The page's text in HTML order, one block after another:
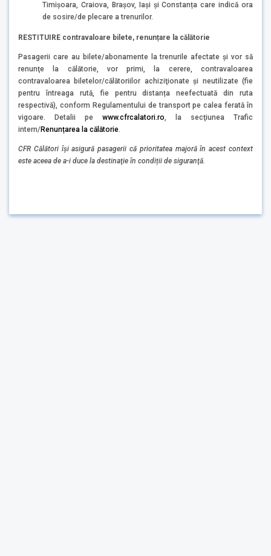
Timișoara, Craiova, Brașov, Iași și Constanța care indică ora
de sosire/de plecare a trenurilor.
RESTITUIRE contravaloare bilete, renunțare la călătorie
Pasagerii care au bilete/abonamente la trenurile afectate şi vor să
renunţe la călătorie, vor primi, la cerere, contravaloarea
contravaloarea biletelor/călătoriilor achiziţionate şi neutilizate (fie
pentru întreaga rută, fie pentru distanța neefectuată din ruta
respectivă), conform Regulamentului de transport pe calea ferată în
vigoare. Detalii pe www.cfrcalatori.ro, la secţiunea Trafic
intern/Renunțarea la călătorie.
CFR Călători îşi asigură pasagerii că prioritatea majoră în acest context
este aceea de a-i duce la destinaţie în condiții de siguranţă.